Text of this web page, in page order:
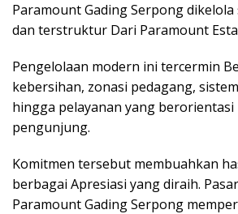
Paramount Gading Serpong
dan terstruktur Dari Paramount
Pengelolaan modern ini tercermin
kebersihan, zonasi pedagang,
hingga pelayanan yang berorientasi
pengunjung.
Komitmen tersebut membuahkan
berbagai Apresiasi yang diraih.
Paramount Gading Serpong